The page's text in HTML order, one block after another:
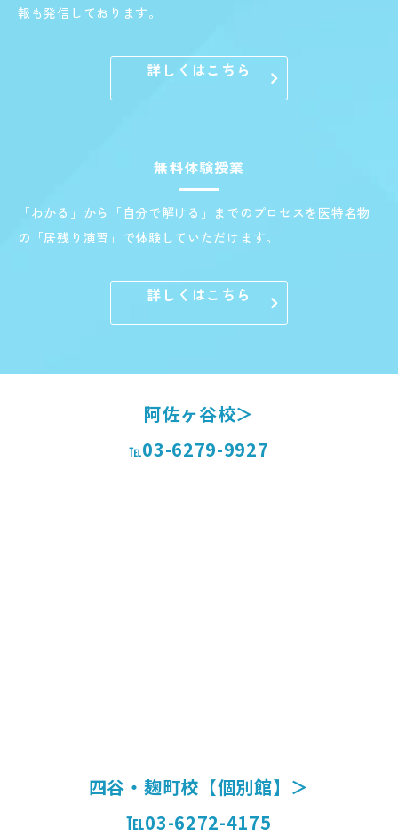
報も発信しております。
詳しくはこちら
無料体験授業
「わかる」から「自分で解ける」までのプロセスを医特名物
の「居残り演習」で体験していただけます。
詳しくはこちら
阿佐ヶ谷校＞
℡03-6279-9927
四谷・麹町校【個別館】＞
℡03-6272-4175